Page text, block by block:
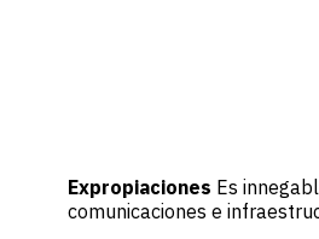
Expropiaciones Es
comunicaciones e